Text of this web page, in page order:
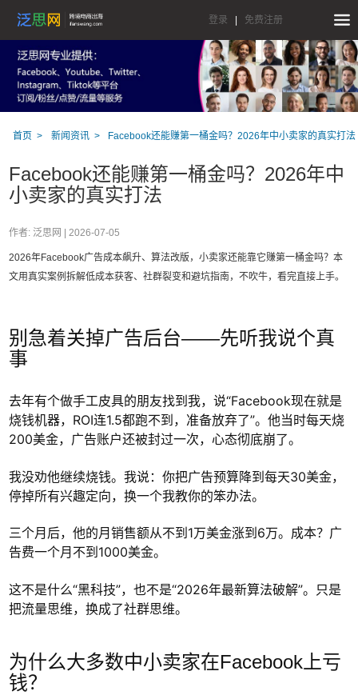
登录 免费注册
首页 新闻资讯 Facebook还能赚第一桶金吗？2026年中小卖家的真实打法
Facebook还能赚第一桶金吗？2026年中
小卖家的真实打法
作者: 泛思网 | 2026-07-05
2026年Facebook广告成本飙升、算法改版，小卖家还能靠它赚第一桶金吗？本
文用真实案例拆解低成本获客、社群裂变和避坑指南，不吹牛，看完直接上手。
别急着关掉广告后台——先听我说个真
事
去年有个做手工皮具的朋友找到我，说“Facebook现在就是
烧钱机器，ROI连1.5都跑不到，准备放弃了”。他当时每天烧
200美金，广告账户还被封过一次，心态彻底崩了。
我没劝他继续烧钱。我说：你把广告预算降到每天30美金，
停掉所有兴趣定向，换一个我教你的笨办法。
三个月后，他的月销售额从不到1万美金涨到6万。成本？广
告费一个月不到1000美金。
这不是什么“黑科技”，也不是“2026年最新算法破解”。只是
把流量思维，换成了社群思维。
为什么大多数中小卖家在Facebook上亏
钱？